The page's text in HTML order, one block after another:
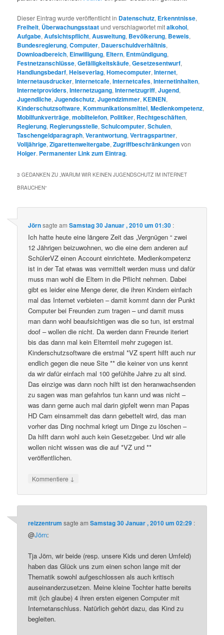
Dieser Eintrag wurde veröffentlicht in Datenschutz, Erkenntnisse,
Freiheit, Überwachungsstaatund verschlagwortet mitalkohol,
Aufgabe,Aufsichtspflicht,Ausweitung, Bevölkerung, Beweis,
Bundesregierung,Computer, Dauerschuldverhältnis,
Downloadbereich, Einwilligung, Eltern, Entmündigung,
Festnetzanschlüsse,Gefälligkeitskäufe,Gesetzesentwurf,
Handlungsbedarf,Heiseverlag,Homecomputer,Internet,
Internetausdrucker,Internetcafe,Internetcafes,Internetinhalten,
Internetproviders,Internetzugang,Internetzugriff,Jugend,
Jugendliche,Jugendschutz,Jugendzimmer,KEINEN,
Kinderschutzsoftware,Kommunikationsmittel,Medienkompetenz,
Mobilfunkverträge,mobiltelefon, Politiker, Rechtgeschäften,
Regierung, Regierungsstelle,Schulcomputer,Schulen,
Taschengeldparagraph,Verantwortung,Vertragspartner,
Volljährige,Zigarettenweitergabe,Zugriffbeschränkungenvon
Holger. Permanenter Link zum Eintrag.
3 GEDANKEN ZU „WARUM WIR KEINEN JUGENDSCHUTZ IM INTERNET
BRAUCHEN“
Jörnsagte amSamstag 30 Januar , 2010 um 01:30 :
Ich hatte heute eine längere Zeit das „Vergnügen “ zwei
12 Jährigen beizuwohnen, wo die eine dem anderen auf
SchülerVZ einen Account einrichtete. Medienkompetenz
ist in der Tat etwas was vermittelt werden muss und dafür
muss man wohl die Eltern in die Pflicht nehmen. Dabei
gibt es leider eine Menge derer, die ihren Kindern einfach
mal das Internet verbieten – damit kommt dann der Punkt
Computer bei Freunden zum tragen – und damit muss
man dann wohl beaufsichtigen was die so tun, ist erstmal
doof – wollen die nicht. Da werden dann Freunde iteriert
bis das dann mal kein Elternteil mehr zugegen ist.
Kinderschutzsoftware die erstmal *VZ sperrt hilft auch nur
endlich gegen die neue Site ** die keiner von uns kennt
da wir dafür einfach mal 100 gefühlte Jahre zu alt sind.
Das einzige was dann noch hilft ist den heranwachsenden
zu sagen was man gefahrlos tun kann und was nicht –
was dann gerne auch mal darin gipfelt wenn man Papas
HD Cam einsammelt das dann gebettelt wird, das man
vorher das Ding nochmal kriegt um Dinge zu löschen –
Da hilft dann wohl auch kein Gesetzgeber. Und wir alle
wollen nicht wissen was die auf *VZ und **
veröffentlichen.
Kommentiere ↓
reizzentrum sagte amSamstag 30 Januar , 2010 um 02:29 :
@Jörn:
Tja Jörn, wir beide (resp. unsere Kids und deren Umfeld)
haben das Glück uns zum einen schon lange mit der
Thematik sowohl aufgeschlossen als auch kritisch
auseinanderzusetzen. Meine kleine Tochter hatte bereits
mit (ich glaube) 4 ihren ersten eigenen Computer mit
Internetanschluss. Natürlich gehört dazu, das Kind zu
begleiten.